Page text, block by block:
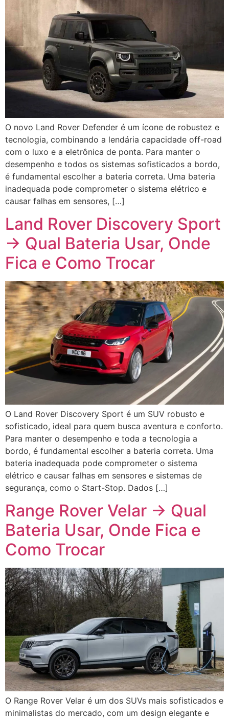
O novo Land Rover Defender é um ícone de robustez e
tecnologia, combinando a lendária capacidade off-road
com o luxo e a eletrônica de ponta. Para manter o
desempenho e todos os sistemas sofisticados a bordo,
é fundamental escolher a bateria correta. Uma bateria
inadequada pode comprometer o sistema elétrico e
causar falhas em sensores, […]
Land Rover Discovery Sport
→ Qual Bateria Usar, Onde
Fica e Como Trocar
O Land Rover Discovery Sport é um SUV robusto e
sofisticado, ideal para quem busca aventura e conforto.
Para manter o desempenho e toda a tecnologia a
bordo, é fundamental escolher a bateria correta. Uma
bateria inadequada pode comprometer o sistema
elétrico e causar falhas em sensores e sistemas de
segurança, como o Start-Stop. Dados […]
Range Rover Velar → Qual
Bateria Usar, Onde Fica e
Como Trocar
O Range Rover Velar é um dos SUVs mais sofisticados e
minimalistas do mercado, com um design elegante e